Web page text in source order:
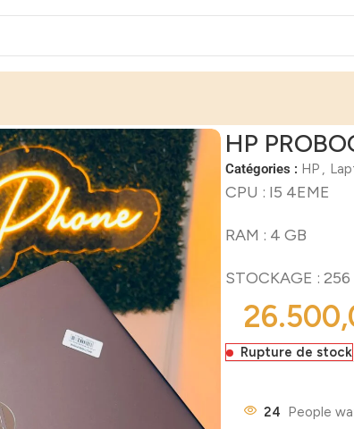
HP
Catégories : HP ,
CPU : I5 4EME
RAM : 4 GB
STOCKAGE : 256
Rupture de stock
24 People